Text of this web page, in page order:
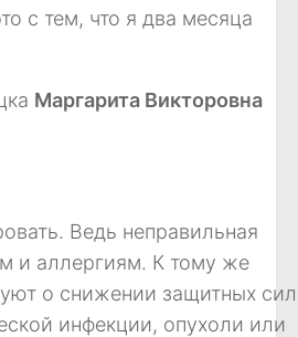
с тем, что я два месяца
Маргарита Викторовна
Ведь неправильная
и аллергиям. К тому же
о снижении защитных сил
инфекции, опухоли или